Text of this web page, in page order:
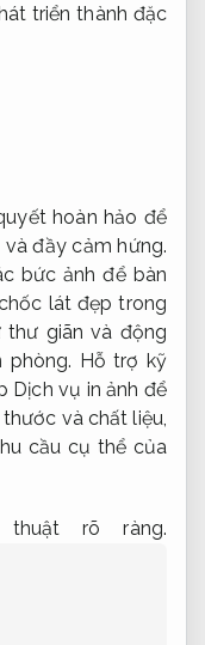
triển thành đặc
hoàn hảo để
đầy cảm hứng.
bức ảnh để bàn
lát đẹp trong
giãn và động
phòng. Hỗ trợ kỹ
Dịch vụ in ảnh để
và chất liệu,
cầu cụ thể của
rõ ràng.